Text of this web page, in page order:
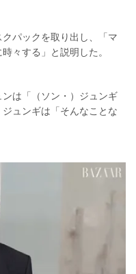
パックを取り出し、「マ
々する」と説明した。
は「（ソン・）ジュンギ
ュンギは「そんなことな